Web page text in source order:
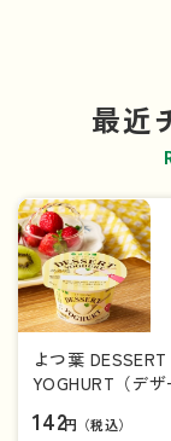
最近
よつ葉 DESSERT
YOGHURT（デザ
【カップ】
142円（税込）